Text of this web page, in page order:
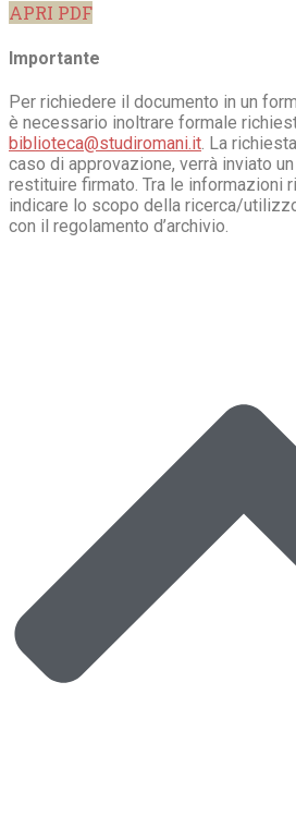
APRI PDF
Importante
Per richiedere il documento in un
è necessario inoltrare formale
biblioteca@studiromani.it. La
caso di approvazione, verrà inviato
restituire firmato. Tra le informazioni
indicare lo scopo della ricerca/
con il regolamento d’archivio.